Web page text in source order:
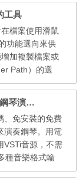
腦會因為過熱或
都可以透過 H
控。 HWMonit
that re
工具
檔案使用滑鼠
功能選向來供
加複製檔案或
Path）的選
、複製長檔名、
步設定功能的
Copy is an a
that adds conte
and folders allo
FreePiano 2.2.2.1 免安裝版，電腦鍵盤虛擬鋼琴演奏音樂
、免安裝的免費
演奏鋼琴。用電
VSTi音源，不需
種音樂格式輸
、ASIO，可